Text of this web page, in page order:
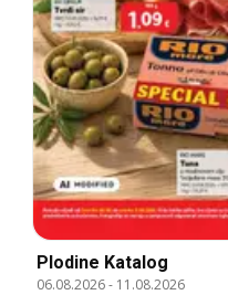
Plodine Katalog
06.08.2026- 11.08.2026